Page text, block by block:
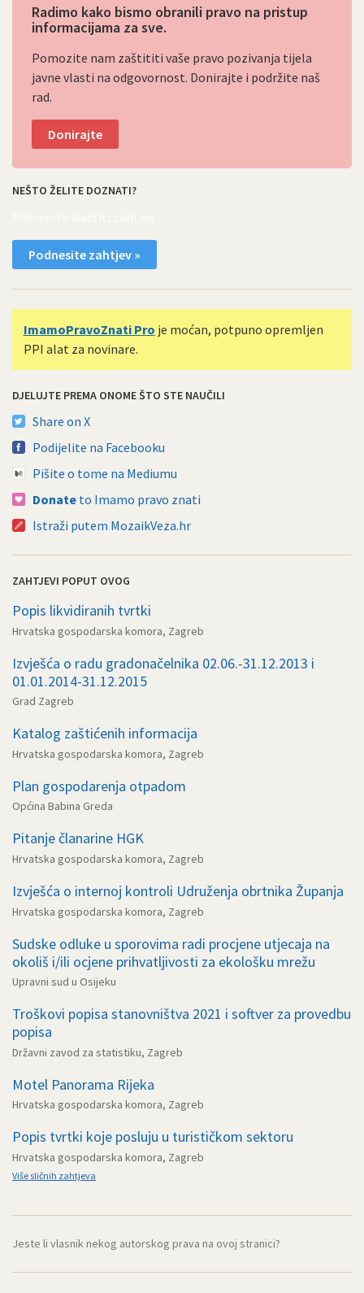
Radimo kako bismo obranili pravo na pristup
informacijama za sve.
Pomozite nam zaštititi vaše pravo pozivanja tijela
javne vlasti na odgovornost. Donirajte i podržite naš
rad.
Donirajte
NEŠTO ŽELITE DOZNATI?
Podnesite zahtjev »
ImamoPravoZnati Pro je moćan, potpuno opremljen
PPI alat za novinare.
DJELUJTE PREMA ONOME ŠTO STE NAUČILI
Share on X
Podijelite na Facebooku
Pišite o tome na Mediumu
Donate to Imamo pravo znati
Istraži putem MozaikVeza.hr
ZAHTJEVI POPUT OVOG
Popis likvidiranih tvrtki
Hrvatska gospodarska komora, Zagreb
Izvješća o radu gradonačelnika 02.06.-31.12.2013 i
01.01.2014-31.12.2015
Grad Zagreb
Katalog zaštićenih informacija
Hrvatska gospodarska komora, Zagreb
Plan gospodarenja otpadom
Općina Babina Greda
Pitanje članarine HGK
Hrvatska gospodarska komora, Zagreb
Izvješća o internoj kontroli Udruženja obrtnika Županja
Hrvatska gospodarska komora, Zagreb
Sudske odluke u sporovima radi procjene utjecaja na
okoliš i/ili ocjene prihvatljivosti za ekološku mrežu
Upravni sud u Osijeku
Troškovi popisa stanovništva 2021 i softver za provedbu
popisa
Državni zavod za statistiku, Zagreb
Motel Panorama Rijeka
Hrvatska gospodarska komora, Zagreb
Popis tvrtki koje posluju u turističkom sektoru
Hrvatska gospodarska komora, Zagreb
Više sličnih zahtjeva
Jeste li vlasnik nekog autorskog prava na ovoj stranici?